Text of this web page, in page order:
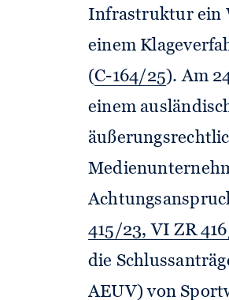
Infrastruktur ein
einem
(C-164/25). Am
einem
415/23, VI ZR
die
AEUV) von